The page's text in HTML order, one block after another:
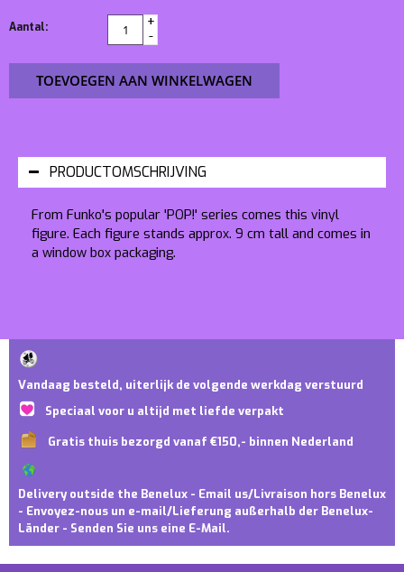
Aantal:
+
-
TOEVOEGEN AAN WINKELWAGEN
PRODUCTOMSCHRIJVING
From Funko's popular 'POP!' series comes this vinyl
figure. Each figure stands approx. 9 cm tall and comes in
a window box packaging.
Vandaag besteld, uiterlijk de volgende werkdag verstuurd
Speciaal voor u altijd met liefde verpakt
Gratis thuis bezorgd vanaf €150,- binnen Nederland
Delivery outside the Benelux - Email us/Livraison hors Benelux
- Envoyez-nous un e-mail/Lieferung außerhalb der Benelux-
Länder - Senden Sie uns eine E-Mail.